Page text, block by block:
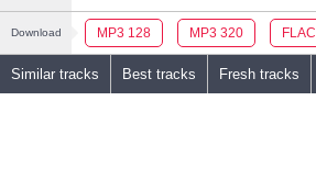
Download MP3 128 MP3 320 FLAC
Similar tracks Best tracks Fresh tracks